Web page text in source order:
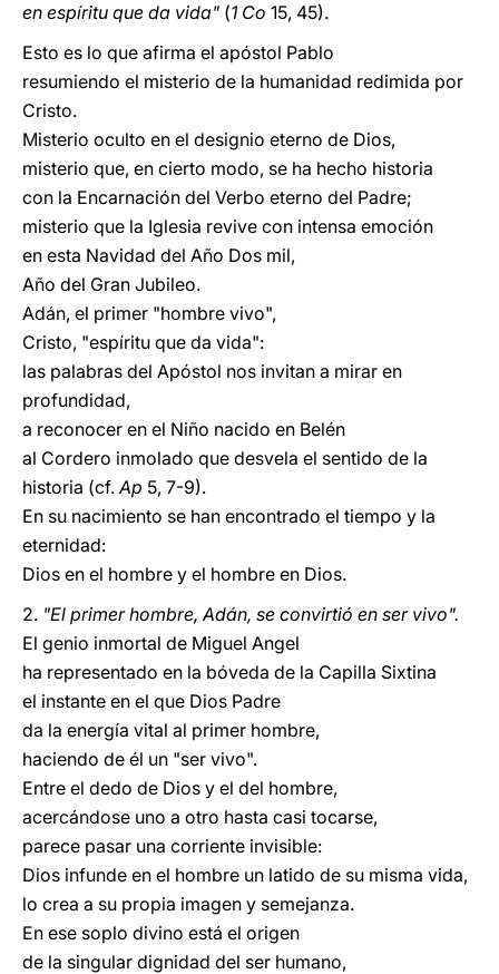
en espíritu que da vida" (1 Co 15, 45).
Esto es lo que afirma el apóstol Pablo
resumiendo el misterio de la humanidad redimida por
Cristo.
Misterio oculto en el designio eterno de Dios,
misterio que, en cierto modo, se ha hecho historia
con la Encarnación del Verbo eterno del Padre;
misterio que la Iglesia revive con intensa emoción
en esta Navidad del Año Dos mil,
Año del Gran Jubileo.
Adán, el primer "hombre vivo",
Cristo, "espíritu que da vida":
las palabras del Apóstol nos invitan a mirar en
profundidad,
a reconocer en el Niño nacido en Belén
al Cordero inmolado que desvela el sentido de la
historia (cf.Ap 5, 7-9).
En su nacimiento se han encontrado el tiempo y la
eternidad:
Dios en el hombre y el hombre en Dios.
2. "El primer hombre, Adán, se convirtió en ser vivo".
El genio inmortal de Miguel Angel
ha representado en la bóveda de la Capilla Sixtina
el instante en el que Dios Padre
da la energía vital al primer hombre,
haciendo de él un "ser vivo".
Entre el dedo de Dios y el del hombre,
acercándose uno a otro hasta casi tocarse,
parece pasar una corriente invisible:
Dios infunde en el hombre un latido de su misma vida,
lo crea a su propia imagen y semejanza.
En ese soplo divino está el origen
de la singular dignidad del ser humano,